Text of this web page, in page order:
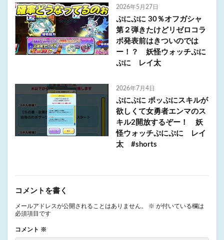
2026年5月27日
ぷにぷに 30％オフガシャ
第２弾きたけどリゼロコラ
ボ発表前はきついのでは
ー！？ 妖怪ウォッチぷに
ぷに レイ太
2026年7月4日
ぷにぷに ポッぷにスキルが
欲しくて女勇者エンマのス
キル2開放するぞー！ 妖
怪ウォッチぷにぷに レイ
太 #shorts
コメントを書く
メールアドレスが公開されることはありません。 ※ が付いている欄は
必須項目です
コメント ※